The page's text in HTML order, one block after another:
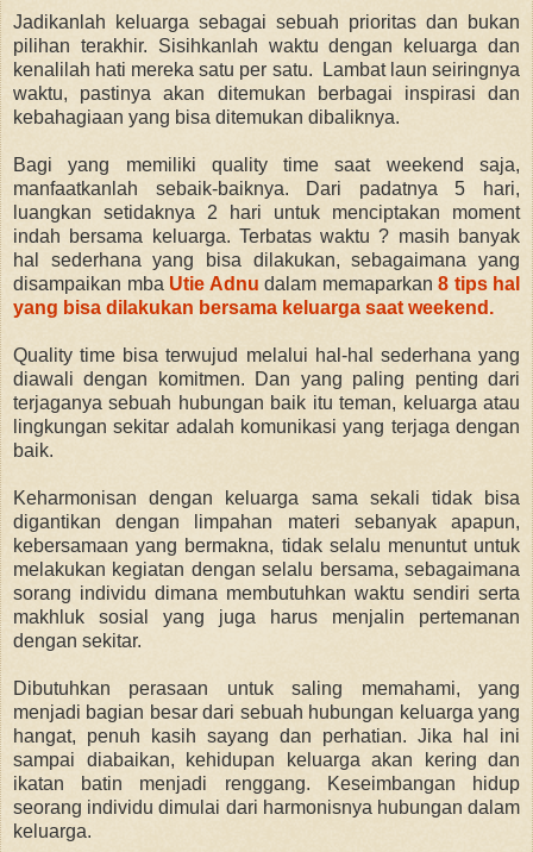
Jadikanlah keluarga sebagai sebuah prioritas dan bukan
pilihan terakhir. Sisihkanlah waktu dengan keluarga dan
kenalilah hati mereka satu per satu. Lambat laun seiringnya
waktu, pastinya akan ditemukan berbagai inspirasi dan
kebahagiaan yang bisa ditemukan dibaliknya.
Bagi yang memiliki quality time saat weekend saja,
manfaatkanlah sebaik-baiknya. Dari padatnya 5 hari,
luangkan setidaknya 2 hari untuk menciptakan moment
indah bersama keluarga. Terbatas waktu ? masih banyak
hal sederhana yang bisa dilakukan, sebagaimana yang
disampaikan mba Utie Adnu dalam memaparkan 8 tips hal
yang bisa dilakukan bersama keluarga saat weekend.
Quality time bisa terwujud melalui hal-hal sederhana yang
diawali dengan komitmen. Dan yang paling penting dari
terjaganya sebuah hubungan baik itu teman, keluarga atau
lingkungan sekitar adalah komunikasi yang terjaga dengan
baik.
Keharmonisan dengan keluarga sama sekali tidak bisa
digantikan dengan limpahan materi sebanyak apapun,
kebersamaan yang bermakna, tidak selalu menuntut untuk
melakukan kegiatan dengan selalu bersama, sebagaimana
sorang individu dimana membutuhkan waktu sendiri serta
makhluk sosial yang juga harus menjalin pertemanan
dengan sekitar.
Dibutuhkan perasaan untuk saling memahami, yang
menjadi bagian besar dari sebuah hubungan keluarga yang
hangat, penuh kasih sayang dan perhatian. Jika hal ini
sampai diabaikan, kehidupan keluarga akan kering dan
ikatan batin menjadi renggang. Keseimbangan hidup
seorang individu dimulai dari harmonisnya hubungan dalam
keluarga.